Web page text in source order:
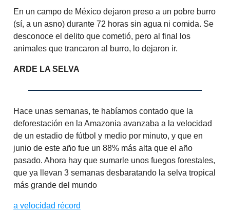
En un campo de México dejaron preso a un pobre burro
(sí, a un asno) durante 72 horas sin agua ni comida. Se
desconoce el delito que cometió, pero al final los
animales que trancaron al burro, lo dejaron ir.
ARDE LA SELVA
Hace unas semanas, te habíamos contado que la
deforestación en la Amazonia avanzaba a la velocidad
de un estadio de fútbol y medio por minuto, y que en
junio de este año fue un 88% más alta que el año
pasado. Ahora hay que sumarle unos fuegos forestales,
que ya llevan 3 semanas desbaratando la selva tropical
más grande del mundo
a velocidad récord